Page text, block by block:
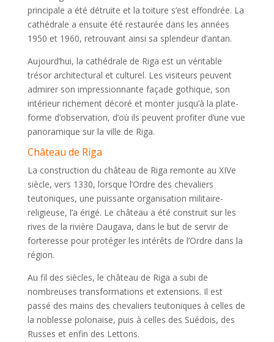
principale a été détruite et la toiture s’est effondrée. La
cathédrale a ensuite été restaurée dans les années
1950 et 1960, retrouvant ainsi sa splendeur d’antan.
Aujourd’hui, la cathédrale de Riga est un véritable
trésor architectural et culturel. Les visiteurs peuvent
admirer son impressionnante façade gothique, son
intérieur richement décoré et monter jusqu’à la plate-
forme d’observation, d’où ils peuvent profiter d’une vue
panoramique sur la ville de Riga.
Château de Riga
La construction du château de Riga remonte au XIVe
siècle, vers 1330, lorsque l’Ordre des chevaliers
teutoniques, une puissante organisation militaire-
religieuse, l’a érigé. Le château a été construit sur les
rives de la rivière Daugava, dans le but de servir de
forteresse pour protéger les intérêts de l’Ordre dans la
région.
Au fil des siècles, le château de Riga a subi de
nombreuses transformations et extensions. Il est
passé des mains des chevaliers teutoniques à celles de
la noblesse polonaise, puis à celles des Suédois, des
Russes et enfin des Lettons.